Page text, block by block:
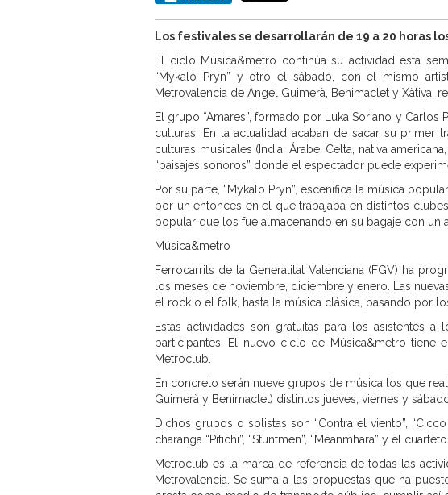
Los festivales se desarrollarán de 19 a 20 horas
El ciclo Música&metro continúa su actividad esta
“Mykalo Pryn” y otro el sábado, con el mismo
Metrovalencia de Àngel Guimerà, Benimaclet y Xàtiva,
El grupo “Amares”, formado por Luka Soriano y
culturas. En la actualidad acaban de sacar su primer
culturas musicales (India, Árabe, Celta, nativa
“paisajes sonoros” donde el espectador puede
Por su parte, “Mykalo Pryn”, escenifica la música
por un entonces en el que trabajaba en distintos
popular que los fue almacenando en su bagaje con un
Música&metro
Ferrocarrils de la Generalitat Valenciana (FGV) ha
los meses de noviembre, diciembre y enero. Las
el rock o el folk, hasta la música clásica, pasando por
Estas actividades son gratuitas para los asistentes
participantes. El nuevo ciclo de Música&metro
Metroclub.
En concreto serán nueve grupos de música los que
Guimerà y Benimaclet) distintos jueves, viernes y
Dichos grupos o solistas son “Contra el viento”,
charanga “Pitichi”, “Stuntmen”, “Meanmhara” y el
Metroclub es la marca de referencia de todas las
Metrovalencia. Se suma a las propuestas que ha